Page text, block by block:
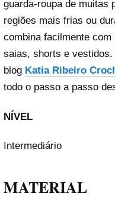
guarda-roupa de muitas
regiões mais frias ou
combina facilmente
saias, shorts e
blog Katia Ribeiro
todo o passo a passo
NÍVEL
Intermediário
MATERIAL